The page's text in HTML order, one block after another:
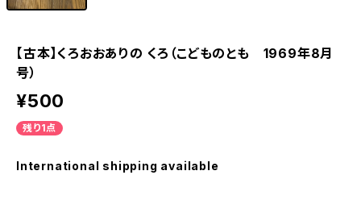
【古本】くろおおありの くろ（こどものとも 1969年8月
号）
¥500
残り1点
International shipping available